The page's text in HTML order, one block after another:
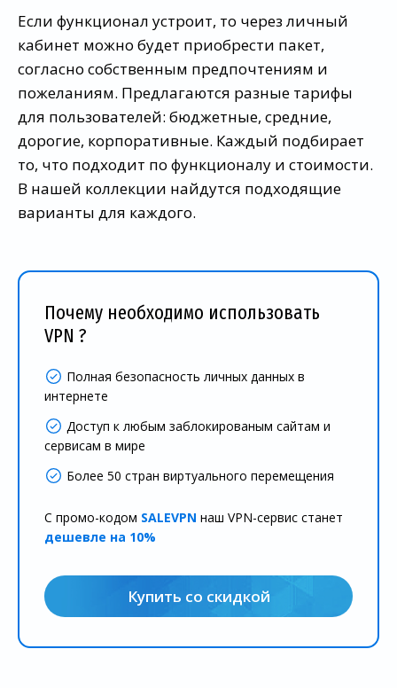
Если функционал устроит, то через личный
кабинет можно будет приобрести пакет,
согласно собственным предпочтениям и
пожеланиям. Предлагаются разные тарифы
для пользователей: бюджетные, средние,
дорогие, корпоративные. Каждый подбирает
то, что подходит по функционалу и стоимости.
В нашей коллекции найдутся подходящие
варианты для каждого.
Почему необходимо использовать
VPN ?
Полная безопасность личных данных в
интернете
Доступ к любым заблокированым сайтам и
сервисам в мире
Более 50 стран виртуального перемещения
С промо-кодом SALEVPN наш VPN-сервис станет
дешевле на 10%
Купить со скидкой